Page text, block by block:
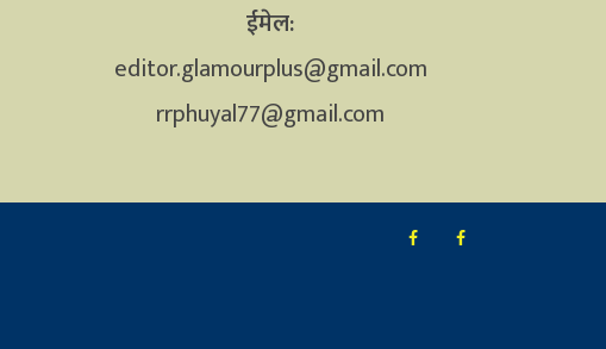
ईमेल:
editor.glamourplus@gmail.com
rrphuyal77@gmail.com